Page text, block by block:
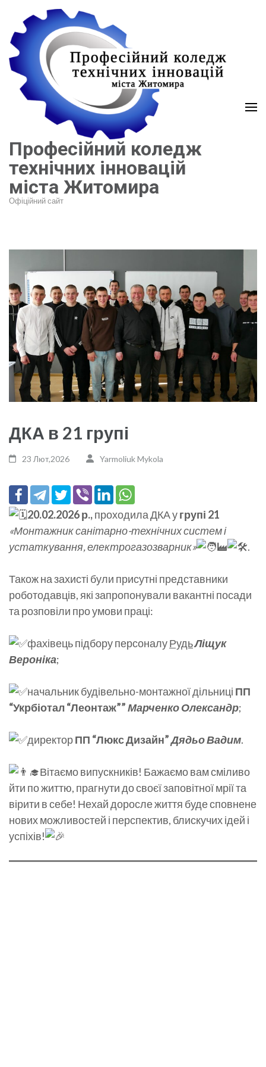
вмісту
(натисніть
Enter)
Професійний коледж
технічних інновацій
міста Житомира
Офіційний сайт
ДКА в 21 групі
23 Лют,2026 Yarmoliuk Mykola
20.02.2026 р.,проходила ДКА угрупі 21
«Монтажник санітарно-технічних систем і
устаткування, електрогазозварник»
.
Також на захисті були присутні представники
роботодавців, які запропонували вакантні посади
та розповіли про умови праці:
фахівець підбору персоналуРудьЛіщук
Вероніка;
начальник будівельно-монтажної дільниці ПП
“Укрбіотал “Леонтаж””Марченко Олександр;
директорПП “Люкс Дизайн”Дядьо Вадим.
Вітаємо випускників! Бажаємо вам сміливо
йти по життю, прагнути до своєї заповітної мрії та
вірити в себе! Нехай доросле життя буде сповнене
нових можливостей і перспектив, блискучих ідей і
успіхів!